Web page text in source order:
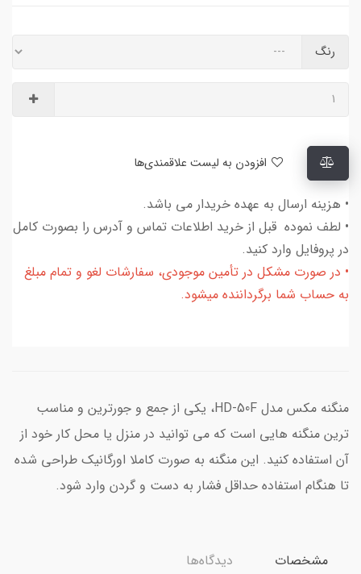
رنگ
• هزینه ارسال به عهده خریدار می باشد.
• لطف نموده قبل از خرید اطلاعات تماس و آدرس را بصورت کامل
در پروفایل وارد کنید.
• در صورت مشکل در تأمین موجودی، سفارشات لغو و تمام مبلغ
به حساب شما برگرداننده میشود.
منگنه مکس مدل HD-50F، یکی از جمع و جورترین و مناسب
ترین منگنه هایی است که می توانید در منزل یا محل کار خود از
آن استفاده کنید. این منگنه به صورت کاملا اورگانیک طراحی شده
تا هنگام استفاده حداقل فشار به دست و گردن وارد شود.
مشخصات دیدگاه‌ها